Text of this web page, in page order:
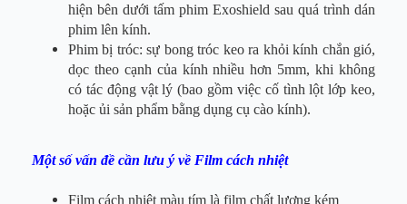
hiện bên dưới tấm phim Exoshield sau quá trình dán
phim lên kính.
Phim bị tróc: sự bong tróc keo ra khỏi kính chắn gió,
dọc theo cạnh của kính nhiều hơn 5mm, khi không
có tác động vật lý (bao gồm việc cố tình lột lớp keo,
hoặc ủi sản phẩm bằng dụng cụ cào kính).
Một số vấn đề cần lưu ý về Film cách nhiệt
Film cách nhiệt màu tím là film chất lượng kém